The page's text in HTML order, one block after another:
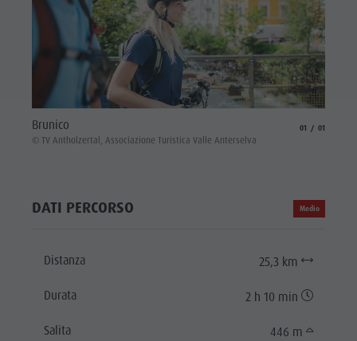
Brunico
© TV Antholzertal, Associazione Turistica Valle Anterselva
01 01
DATI PERCORSO Medio
Distanza 25,3 km
Durata 2 h 10 min
Salita 446 m